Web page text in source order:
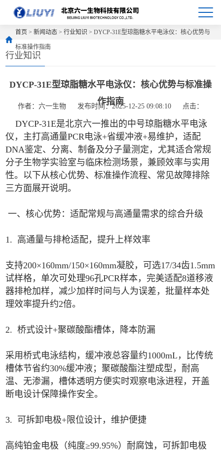
首页 >新闻动态 >行业知识 > DYCP-31E型琼脂糖水平电泳仪：核心优势与
标准操作指南
行业知识
DYCP-31E型琼脂糖水平电泳仪：核心优势与标准操
作指南
作者：六一生物 发布时间：2025-12-25 09:08:10 点击：
DYCP-31E是北京六一推出的中号琼脂糖水平电泳
仪，主打高通量PCR电泳+省缓冲液+易维护，适配
DNA鉴定、分离、制备及分子量测定，尤其适合常规
分子生物学实验室与临床检测场景，兼顾效率与实用
性。以下从核心优势、标准操作流程、常见故障排除
三方面展开说明。
一、核心优势：适配常规与高通量需求的综合升级
1. 高通量与排枪适配，提升上样效率
支持200×160mm/150×160mm凝胶，可选17/34齿1.5mm
试样格，单次可处理96孔PCR样本，完美适配8道移液
器排枪加样，减少加样时间与人为误差，批量样本处
理效率提升约2倍。
2. 桥式设计+聚碳酸酯槽体，降本防漏
采用桥式电泳结构，缓冲液总容量约1000mL，比传统
槽体节省约30%缓冲液；聚碳酸酯注塑成型，耐高
温、无渗漏，槽体透明方便实时观察电泳进程，开盖
断电设计保障操作安全。
3. 可拆卸电极+限位设计，维护便捷
高纯铂金电极（纯度≥99.95%）耐腐蚀，可拆卸电极